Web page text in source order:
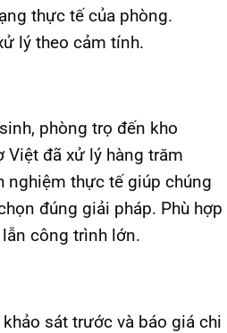
thực tế của phòng.
lý theo cảm tính.
phòng trọ đến kho
Việt đã xử lý hàng trăm
nghiệm thực tế giúp chúng
đúng giải pháp. Phù hợp
công trình lớn.
sát trước và báo giá chi